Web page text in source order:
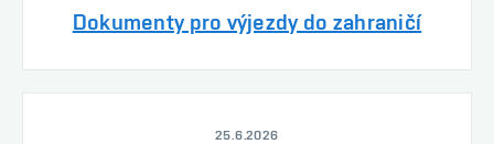
Dokumenty pro výjezdy do zahraničí
25.6.2026